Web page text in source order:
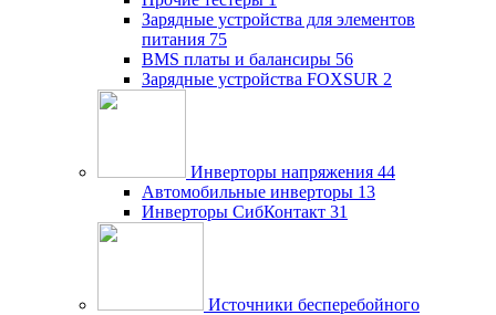
Зарядные устройства для элементов
питания 75
BMS платы и балансиры 56
Зарядные устройства FOXSUR 2
Инверторы напряжения 44
Автомобильные инверторы 13
Инверторы СибКонтакт 31
Источники бесперебойного